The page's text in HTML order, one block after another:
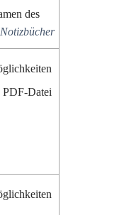
des
Datei